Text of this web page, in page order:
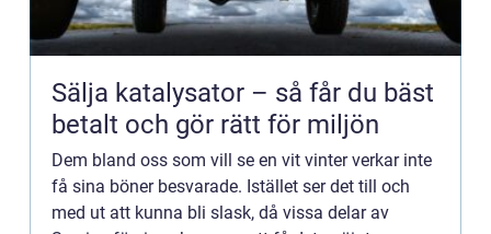
Sälja katalysator – så får du bäst
betalt och gör rätt för miljön
Dem bland oss som vill se en vit vinter verkar inte
få sina böner besvarade. Istället ser det till och
med ut att kunna bli slask, då vissa delar av